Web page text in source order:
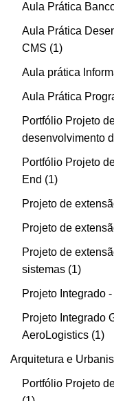
Aula Prática
Aula Prática
CMS
1
Aula prática
Aula Prática
Portfólio Projeto
desenvolvimento
Portfólio Projeto
End
1
Projeto de
Projeto de
Projeto de
sistemas 1
Projeto Integrado
Projeto Integrado
AeroLogistics 1
Arquitetura e
Portfólio Projeto